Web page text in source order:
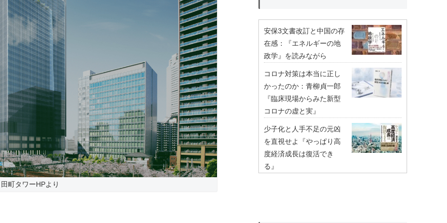
田町タワーHPより
安保3文書改訂と中国の存
在感：『エネルギーの地
政学』を読みながら
コロナ対策は本当に正し
かったのか：青柳貞一郎
『臨床現場からみた新型
コロナの虚と実』
少子化と人手不足の元凶
を直視せよ『やっぱり高
度経済成長は復活でき
る』